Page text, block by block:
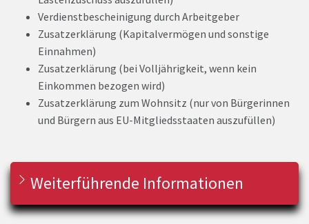
Verdienstbescheinigung durch Arbeitgeber
Zusatzerklärung (Kapitalvermögen und sonstige
Einnahmen)
Zusatzerklärung (bei Volljährigkeit, wenn kein
Einkommen bezogen wird)
Zusatzerklärung zum Wohnsitz (nur von Bürgerinnen
und Bürgern aus EU-Mitgliedsstaaten auszufüllen)
Weiterführende Informationen